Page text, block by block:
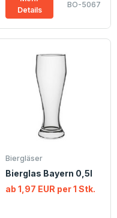
Details
BO-5067
Biergläser
Bierglas Bayern 0,5l
ab 1,97 EUR per 1 Stk.